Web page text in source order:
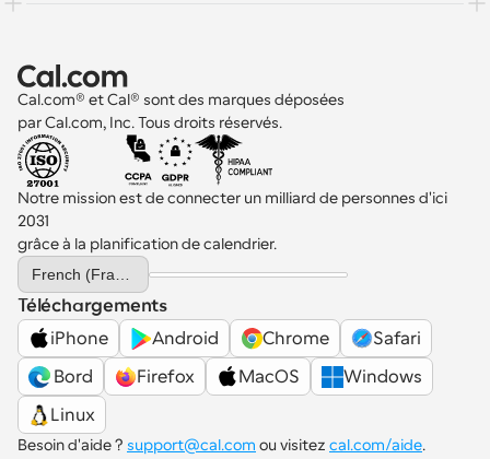
Cal.com® et Cal® sont des marques déposées
par Cal.com, Inc. Tous droits réservés.
Notre mission est de connecter un milliard de personnes d'ici
2031
grâce à la planification de calendrier.
Select Language
Téléchargements
iPhone
Android Chrome
Safari
Bord
Firefox MacOS
Windows
Linux
Besoin d'aide ? support@cal.com ou visitez cal.com/aide.